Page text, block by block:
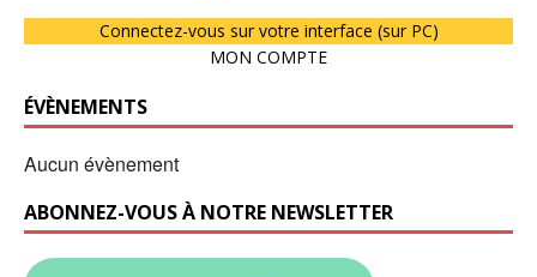
Connectez-vous sur votre interface (sur PC)
MON COMPTE
ÉVÈNEMENTS
Aucun évènement
ABONNEZ-VOUS À NOTRE NEWSLETTER